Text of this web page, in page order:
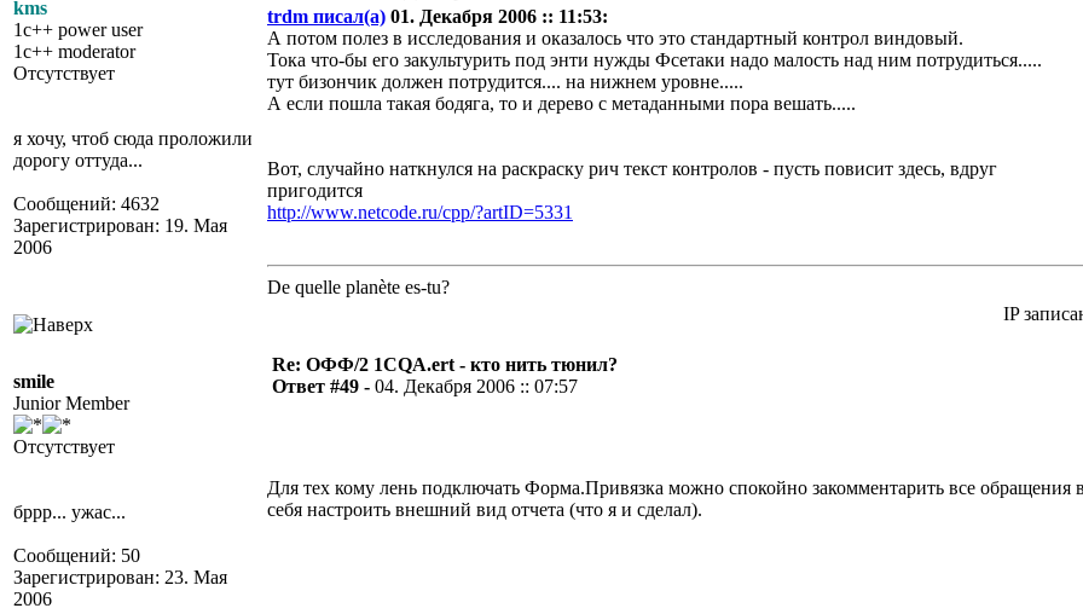
kms
1c++ power user
1c++ moderator
Отсутствует
я хочу, чтоб сюда проложили
дорогу оттуда...
Сообщений: 4632
Зарегистрирован: 19. Мая
2006
trdm писал(а) 01. Декабря 2006 :: 11:53:
А потом полез в исследования и оказалось что это стандартный контрол виндовый.
Тока что-бы его закультурить под энти нужды Фсетаки надо малость над ним потрудиться.....
тут бизончик должен потрудится.... на нижнем уровне.....
А если пошла такая бодяга, то и дерево с метаданными пора вешать.....
Вот, случайно наткнулся на раскраску рич текст контролов - пусть повисит здесь, вдруг
пригодится
http://www.netcode.ru/cpp/?artID=5331
De quelle planète es-tu?
IP
smile
Junior Member
Отсутствует
бррр... ужас...
Сообщений: 50
Зарегистрирован: 23. Мая
2006
Re: ОФФ/2 1CQA.ert - кто нить тюнил?
Ответ #49 - 04. Декабря 2006 :: 07:57
Для тех кому лень подключать Форма.Привязка можно спокойно закомментарить все обращения
себя настроить внешний вид отчета (что я и сделал).